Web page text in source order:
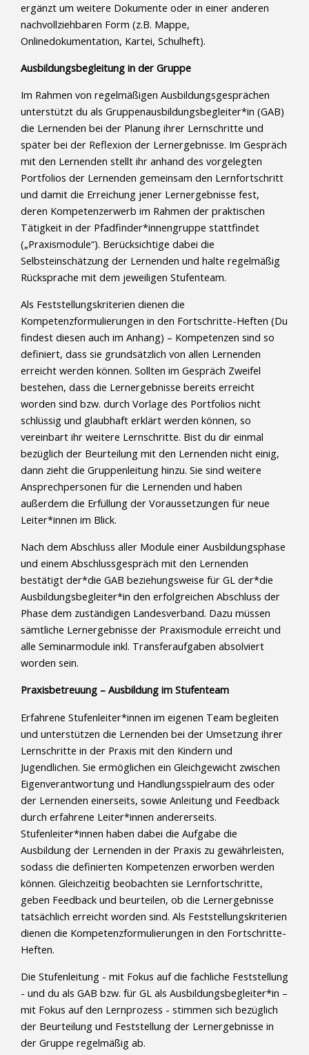
ergänzt um weitere Dokumente oder in einer anderen
nachvollziehbaren Form (z.B. Mappe,
Onlinedokumentation, Kartei, Schulheft).
Ausbildungsbegleitung in der Gruppe
Im Rahmen von regelmäßigen Ausbildungsgesprächen
unterstützt du als Gruppenausbildungsbegleiter*in (GAB)
die Lernenden bei der Planung ihrer Lernschritte und
später bei der Reflexion der Lernergebnisse. Im Gespräch
mit den Lernenden stellt ihr anhand des vorgelegten
Portfolios der Lernenden gemeinsam den Lernfortschritt
und damit die Erreichung jener Lernergebnisse fest,
deren Kompetenzerwerb im Rahmen der praktischen
Tätigkeit in der Pfadfinder*innengruppe stattfindet
(„Praxismodule“). Berücksichtige dabei die
Selbsteinschätzung der Lernenden und halte regelmäßig
Rücksprache mit dem jeweiligen Stufenteam.
Als Feststellungskriterien dienen die
Kompetenzformulierungen in den Fortschritte-Heften (Du
findest diesen auch im Anhang) – Kompetenzen sind so
definiert, dass sie grundsätzlich von allen Lernenden
erreicht werden können. Sollten im Gespräch Zweifel
bestehen, dass die Lernergebnisse bereits erreicht
worden sind bzw. durch Vorlage des Portfolios nicht
schlüssig und glaubhaft erklärt werden können, so
vereinbart ihr weitere Lernschritte. Bist du dir einmal
bezüglich der Beurteilung mit den Lernenden nicht einig,
dann zieht die Gruppenleitung hinzu. Sie sind weitere
Ansprechpersonen für die Lernenden und haben
außerdem die Erfüllung der Voraussetzungen für neue
Leiter*innen im Blick.
Nach dem Abschluss aller Module einer Ausbildungsphase
und einem Abschlussgespräch mit den Lernenden
bestätigt der*die GAB beziehungsweise für GL der*die
Ausbildungsbegleiter*in den erfolgreichen Abschluss der
Phase dem zuständigen Landesverband. Dazu müssen
sämtliche Lernergebnisse der Praxismodule erreicht und
alle Seminarmodule inkl. Transferaufgaben absolviert
worden sein.
Praxisbetreuung – Ausbildung im Stufenteam
Erfahrene Stufenleiter*innen im eigenen Team begleiten
und unterstützen die Lernenden bei der Umsetzung ihrer
Lernschritte in der Praxis mit den Kindern und
Jugendlichen. Sie ermöglichen ein Gleichgewicht zwischen
Eigenverantwortung und Handlungsspielraum des oder
der Lernenden einerseits, sowie Anleitung und Feedback
durch erfahrene Leiter*innen andererseits.
Stufenleiter*innen haben dabei die Aufgabe die
Ausbildung der Lernenden in der Praxis zu gewährleisten,
sodass die definierten Kompetenzen erworben werden
können. Gleichzeitig beobachten sie Lernfortschritte,
geben Feedback und beurteilen, ob die Lernergebnisse
tatsächlich erreicht worden sind. Als Feststellungskriterien
dienen die Kompetenzformulierungen in den Fortschritte-
Heften.
Die Stufenleitung - mit Fokus auf die fachliche Feststellung
- und du als GAB bzw. für GL als Ausbildungsbegleiter*in –
mit Fokus auf den Lernprozess - stimmen sich bezüglich
der Beurteilung und Feststellung der Lernergebnisse in
der Gruppe regelmäßig ab.